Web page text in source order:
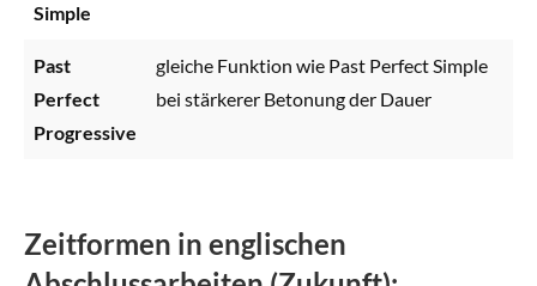
Simple
Past
Perfect
Progressive
gleiche Funktion wie Past Perfect Simple
bei stärkerer Betonung der Dauer
Zeitformen in englischen